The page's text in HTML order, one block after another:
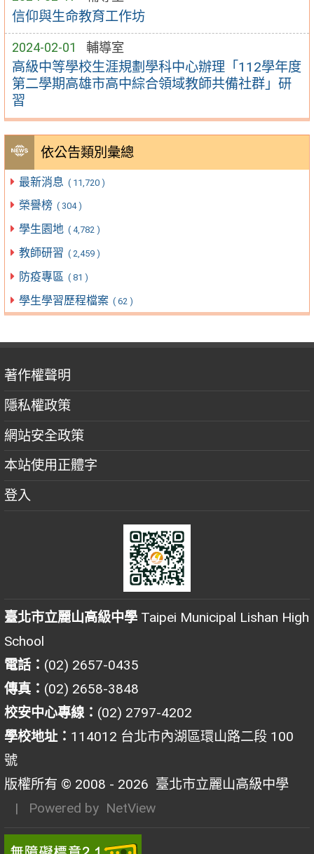
信仰與生命教育工作坊
2024-02-01 輔導室
高級中等學校生涯規劃學科中心辦理「112學年度
第二學期高雄市高中綜合領域教師共備社群」研
習
依公告類別彙總
最新消息 ( 11,720 )
榮譽榜 ( 304 )
學生園地 ( 4,782 )
教師研習 ( 2,459 )
防疫專區 ( 81 )
學生學習歷程檔案 ( 62 )
著作權聲明
隱私權政策
網站安全政策
本站使用正體字
登入
臺北市立麗山高級中學 Taipei Municipal Lishan High
School
電話： (02) 2657-0435
傳真： (02) 2658-3848
校安中心專線： (02) 2797-4202
學校地址： 114012 台北市內湖區環山路二段 100
號
版權所有 © 2008 - 2026 臺北市立麗山高級中學
| Powered by NetView